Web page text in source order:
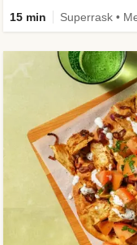
15 min